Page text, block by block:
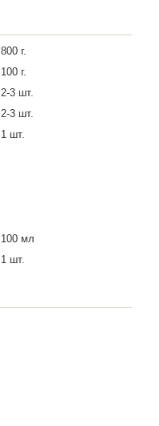
800 г.
100 г.
2-3 шт.
2-3 шт.
1 шт.
100 мл
1 шт.